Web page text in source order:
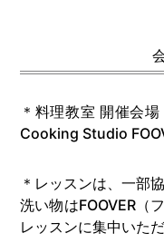
＊料理教室 開催会
Cooking Studio
＊レッスンは、一部
洗い物はFOOVER（
レッスンに集中いただ